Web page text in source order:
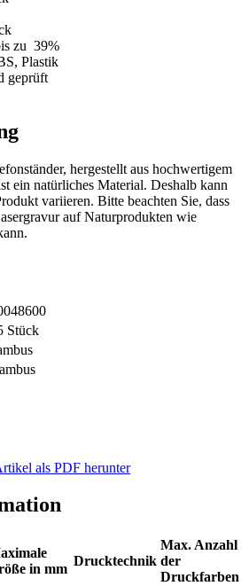
zu 39%
Plastik
geprüft
hergestellt aus hochwertigem
ein natürliches Material. Deshalb kann
variieren. Bitte beachten Sie, dass
auf Naturprodukten wie
Stück
als PDF herunter
in mm
Drucktechnik
Max. Anzahl
der
Druckfarben